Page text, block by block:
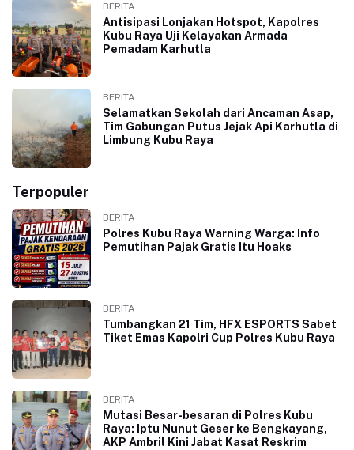
BERITA
Antisipasi Lonjakan Hotspot, Kapolres
Kubu Raya Uji Kelayakan Armada
Pemadam Karhutla
BERITA
Selamatkan Sekolah dari Ancaman Asap,
Tim Gabungan Putus Jejak Api Karhutla di
Limbung Kubu Raya
Terpopuler
BERITA
Polres Kubu Raya Warning Warga: Info
Pemutihan Pajak Gratis Itu Hoaks
BERITA
Tumbangkan 21 Tim, HFX ESPORTS Sabet
Tiket Emas Kapolri Cup Polres Kubu Raya
BERITA
Mutasi Besar-besaran di Polres Kubu
Raya: Iptu Nunut Geser ke Bengkayang,
AKP Ambril Kini Jabat Kasat Reskrim